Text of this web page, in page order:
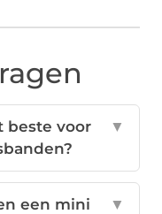
beste voor
▼
een mini
▼